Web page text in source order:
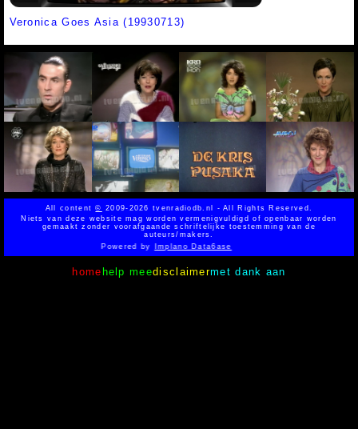
Veronica Goes Asia (19930713)
All content© 2009-2026 tvenradiodb.nl - All Rights Reserved.
Niets van deze website mag worden vermenigvuldigd of openbaar worden
gemaakt zonder voorafgaande schriftelijke toestemming van de
auteurs/makers.
Powered byImplano Data6ase
home help meedisclaimermet dank aan